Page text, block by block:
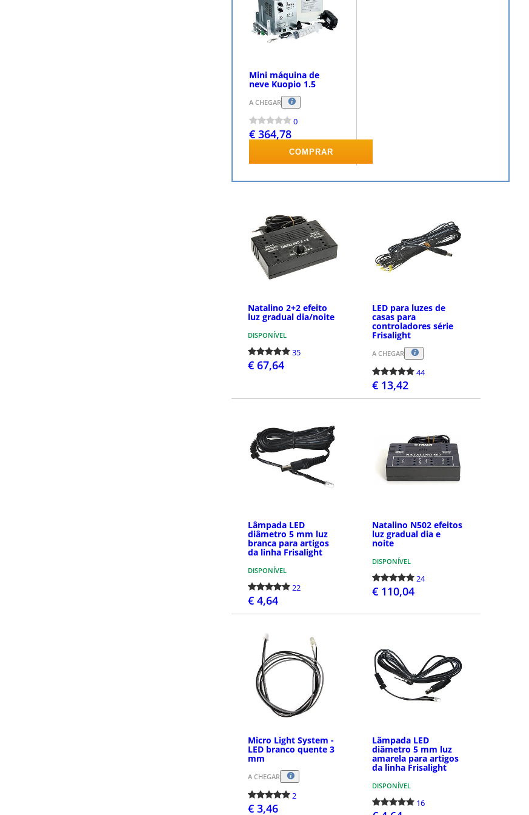
Mini máquina de
neve Kuopio 1.5
A CHEGAR
0
€ 364,78
COMPRAR
Natalino 2+2 efeito
luz gradual dia/noite
DISPONÍVEL
35
€ 67,64
LED para luzes de
casas para
controladores série
Frisalight
A CHEGAR
44
€ 13,42
Lâmpada LED
diâmetro 5 mm luz
branca para artigos
da linha Frisalight
DISPONÍVEL
22
€ 4,64
Natalino N502 efeitos
luz gradual dia e
noite
DISPONÍVEL
24
€ 110,04
Micro Light System -
LED branco quente 3
mm
A CHEGAR
2
€ 3,46
Lâmpada LED
diâmetro 5 mm luz
amarela para artigos
da linha Frisalight
DISPONÍVEL
16